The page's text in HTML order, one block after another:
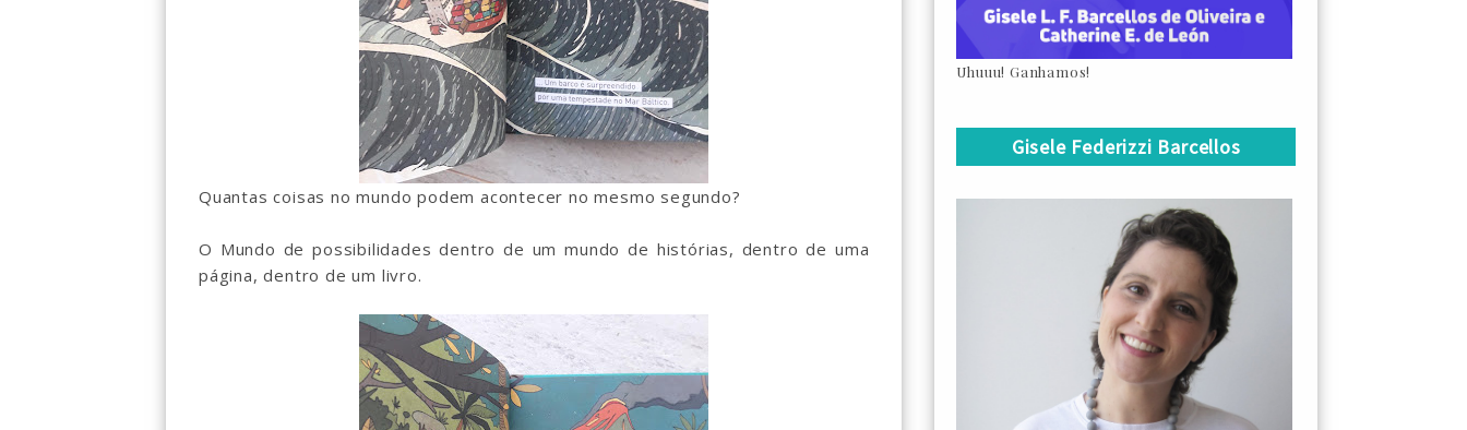
Quantas coisas no mundo podem acontecer no mesmo segundo?
O Mundo de possibilidades dentro de um mundo de histórias, dentro de uma
página, dentro de um livro.
Uhuuu! Ganhamos!
Gisele Federizzi Barcellos